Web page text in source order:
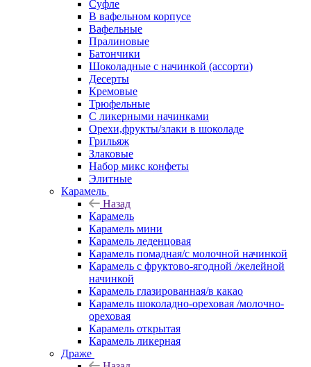
Суфле
В вафельном корпусе
Вафельные
Пралиновые
Батончики
Шоколадные с начинкой (ассорти)
Десерты
Кремовые
Трюфельные
С ликерными начинками
Орехи,фрукты/злаки в шоколаде
Грильяж
Злаковые
Набор микс конфеты
Элитные
Карамель
Назад
Карамель
Карамель мини
Карамель леденцовая
Карамель помадная/с молочной начинкой
Карамель с фруктово-ягодной /желейной
начинкой
Карамель глазированная/в какао
Карамель шоколадно-ореховая /молочно-
ореховая
Карамель открытая
Карамель ликерная
Драже